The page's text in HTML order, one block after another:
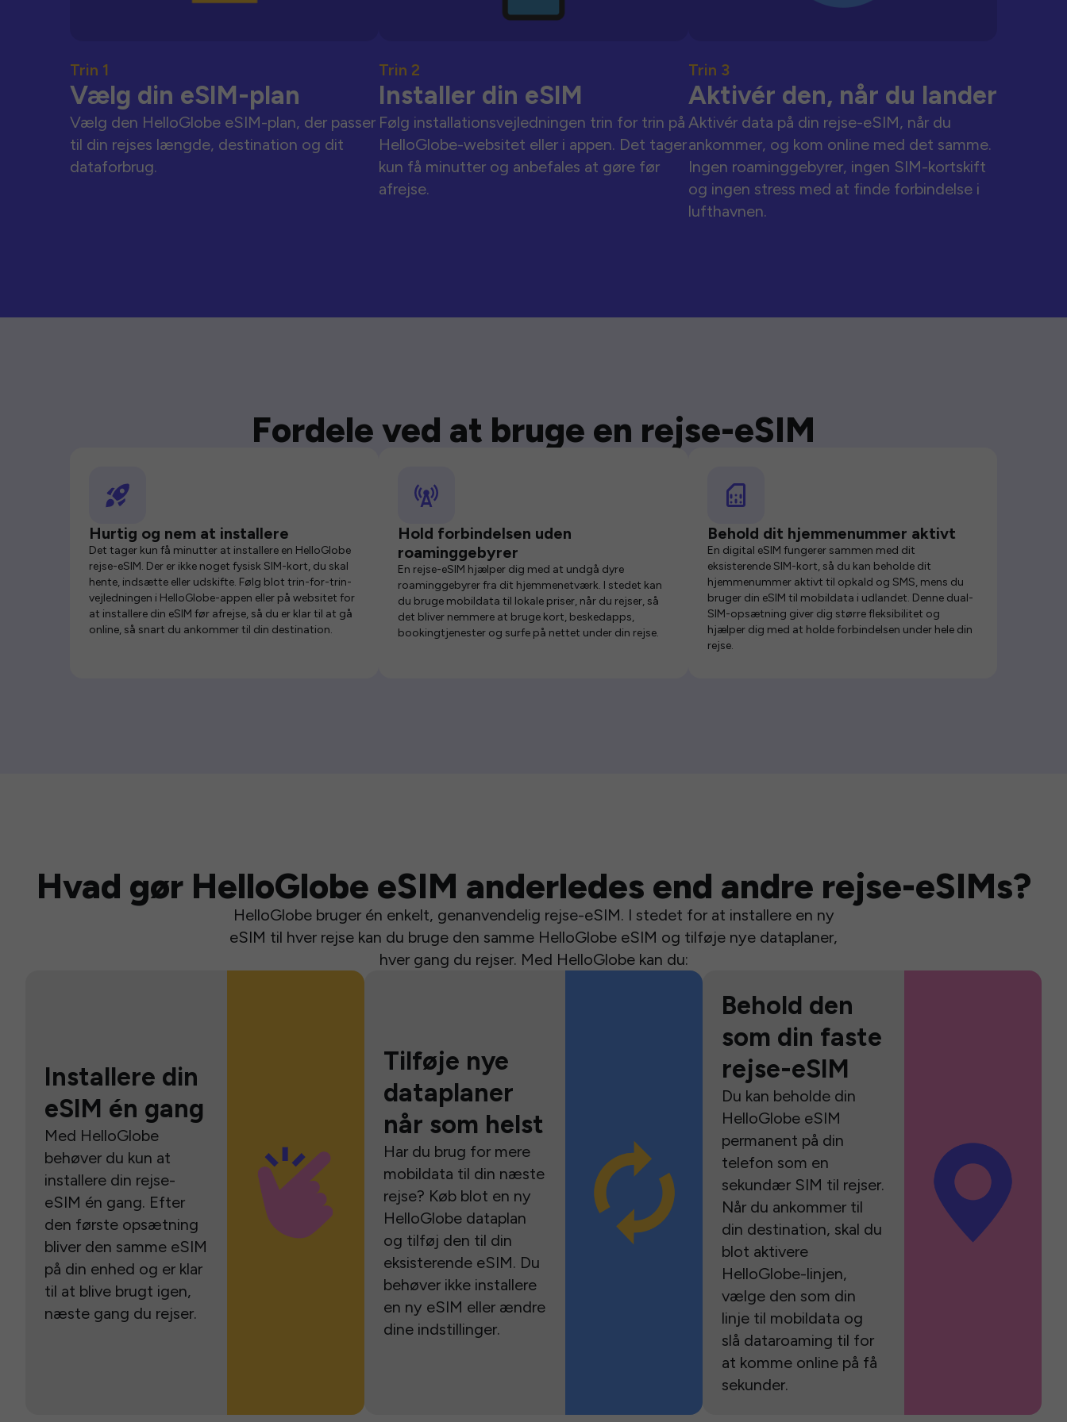
Trin 1
Vælg din eSIM-plan
Vælg den HelloGlobe eSIM-plan, der passer
til din rejses længde, destination og dit
dataforbrug.
Trin 2
Installer din eSIM
Følg installationsvejledningen trin for trin på
HelloGlobe-websitet eller i appen. Det tager
kun få minutter og anbefales at gøre før
afrejse.
Trin 3
Aktivér den, når du lander
Aktivér data på din rejse-eSIM, når du
ankommer, og kom online med det samme.
Ingen roaminggebyrer, ingen SIM-kortskift
og ingen stress med at finde forbindelse i
lufthavnen.
Fordele ved at bruge en rejse-eSIM
Hurtig og nem at installere
Det tager kun få minutter at installere en HelloGlobe
rejse-eSIM. Der er ikke noget fysisk SIM-kort, du skal
hente, indsætte eller udskifte. Følg blot trin-for-trin-
vejledningen i HelloGlobe-appen eller på websitet for
at installere din eSIM før afrejse, så du er klar til at gå
online, så snart du ankommer til din destination.
Hold forbindelsen uden
roaminggebyrer
En rejse-eSIM hjælper dig med at undgå dyre
roaminggebyrer fra dit hjemmenetværk. I stedet kan
du bruge mobildata til lokale priser, når du rejser, så
det bliver nemmere at bruge kort, beskedapps,
bookingtjenester og surfe på nettet under din rejse.
Behold dit hjemmenummer aktivt
En digital eSIM fungerer sammen med dit
eksisterende SIM-kort, så du kan beholde dit
hjemmenummer aktivt til opkald og SMS, mens du
bruger din eSIM til mobildata i udlandet. Denne dual-
SIM-opsætning giver dig større fleksibilitet og
hjælper dig med at holde forbindelsen under hele din
rejse.
Hvad gør HelloGlobe eSIM anderledes end andre rejse-eSIMs?
HelloGlobe bruger én enkelt, genanvendelig rejse-eSIM. I stedet for at installere en ny
eSIM til hver rejse kan du bruge den samme HelloGlobe eSIM og tilføje nye dataplaner,
hver gang du rejser. Med HelloGlobe kan du:
Installere din
eSIM én gang
Med HelloGlobe
behøver du kun at
installere din rejse-
eSIM én gang. Efter
den første opsætning
bliver den samme eSIM
på din enhed og er klar
til at blive brugt igen,
næste gang du rejser.
Tilføje nye
dataplaner
når som helst
Har du brug for mere
mobildata til din næste
rejse? Køb blot en ny
HelloGlobe dataplan
og tilføj den til din
eksisterende eSIM. Du
behøver ikke installere
en ny eSIM eller ændre
dine indstillinger.
Behold den
som din faste
rejse-eSIM
Du kan beholde din
HelloGlobe eSIM
permanent på din
telefon som en
sekundær SIM til rejser.
Når du ankommer til
din destination, skal du
blot aktivere
HelloGlobe-linjen,
vælge den som din
linje til mobildata og
slå dataroaming til for
at komme online på få
sekunder.